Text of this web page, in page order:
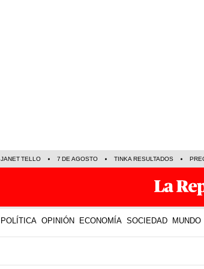
JANET TELLO 7 DE AGOSTO TINKA RESULTADOS
POLÍTICA OPINIÓN ECONOMÍA SOCIEDAD MUNDO